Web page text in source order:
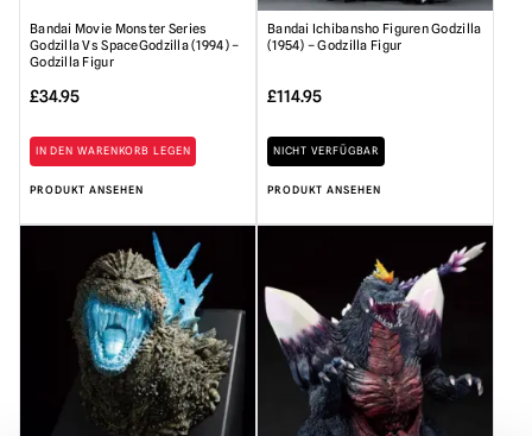
Bandai Movie Monster Series
Godzilla Vs SpaceGodzilla (1994) –
Godzilla Figur
£34.95
IN DEN WARENKORB LEGEN
PRODUKT ANSEHEN
Bandai Ichibansho Figuren Godzilla
(1954) – Godzilla Figur
£114.95
NICHT VERFÜGBAR
PRODUKT ANSEHEN